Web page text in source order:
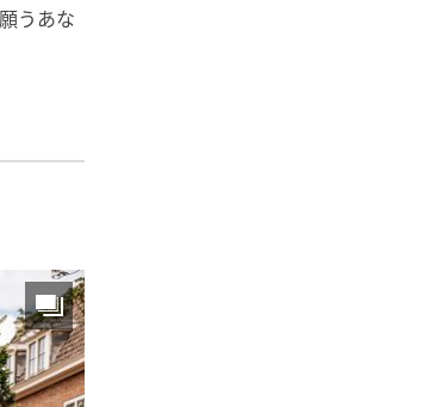
うあな